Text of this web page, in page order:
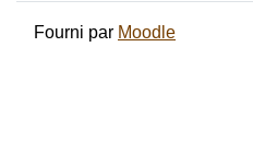
Fourni par Moodle